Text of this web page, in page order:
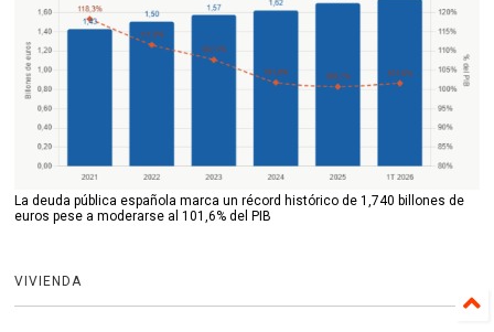
La deuda pública española marca un récord histórico de 1,740 billones de
euros pese a moderarse al 101,6% del PIB
VIVIENDA